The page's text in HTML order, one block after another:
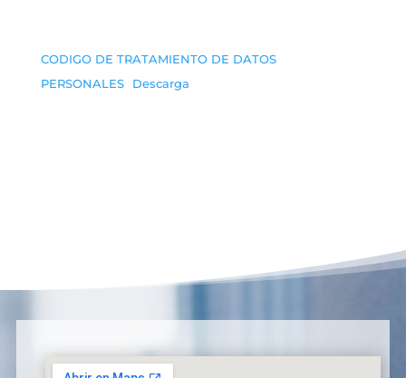
CODIGO DE TRATAMIENTO DE DATOS
PERSONALES
Descarga